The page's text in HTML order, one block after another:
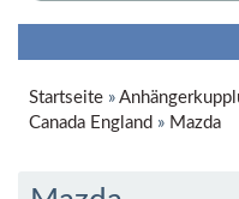
Startseite »
Canada England » Mazda